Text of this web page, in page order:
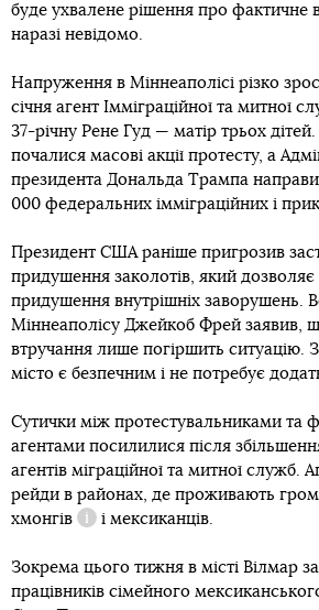
буде ухвалене рішення про фактичне
наразі невідомо.
Напруження в Міннеаполісі різко
січня агент Імміграційної та митної
37-річну Рене Гуд — матір трьох дітей.
почалися масові акції протесту, а
президента Дональда Трампа
000 федеральних імміграційних і
Президент США раніше пригрозив
придушення заколотів, який дозволяє
придушення внутрішніх заворушень.
Міннеаполісу Джейкоб Фрей заявив,
втручання лише погіршить ситуацію.
місто є безпечним і не потребує
Сутички між протестувальниками та
агентами посилилися після
агентів міграційної та митної служб.
рейди в районах, де проживають
хмонгів
Довідка
і мексиканців.
Зокрема цього тижня в місті Вілмар
працівників сімейного